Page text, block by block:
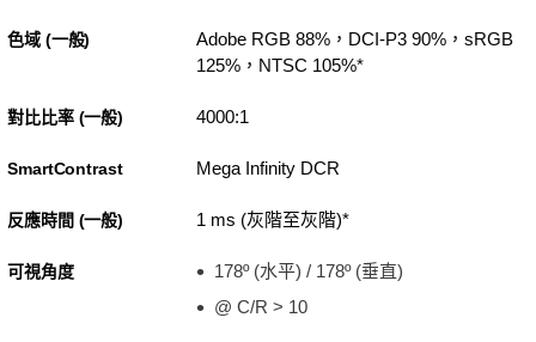
色域 (一般)
Adobe RGB 88%，DCI-P3 90%，sRGB
125%，NTSC 105%*
對比比率 (一般) 4000:1
SmartContrast Mega Infinity DCR
反應時間 (一般) 1 ms (灰階至灰階)*
可視角度
178º (水平) / 178º (垂直)
@ C/R > 10